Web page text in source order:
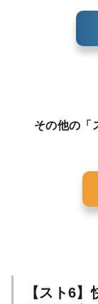
その他の「
【スト6